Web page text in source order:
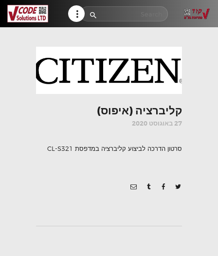
HELP CENTER
CONTACTS
קליברציה (איפוס)
27 באוגוסט 2020
סרטון הדרכה לביצוע קליברציה במדפסת CL-S321